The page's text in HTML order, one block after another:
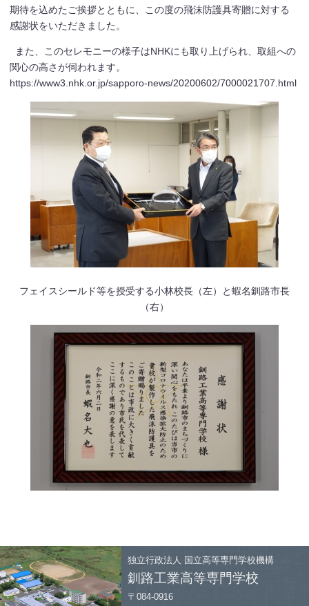
期待を込めたご挨拶とともに、この度の飛沫防護具寄贈に対する
感謝状をいただきました。
また、このセレモニーの様子はNHKにも取り上げられ、取組への
関心の高さが伺われます。
https://www3.nhk.or.jp/sapporo-news/20200602/7000021707.html
フェイスシールド等を授受する小林校長（左）と蝦名釧路市長
（右）
独立行政法人 国立高等専門学校機構
釧路工業高等専門学校
〒084-0916